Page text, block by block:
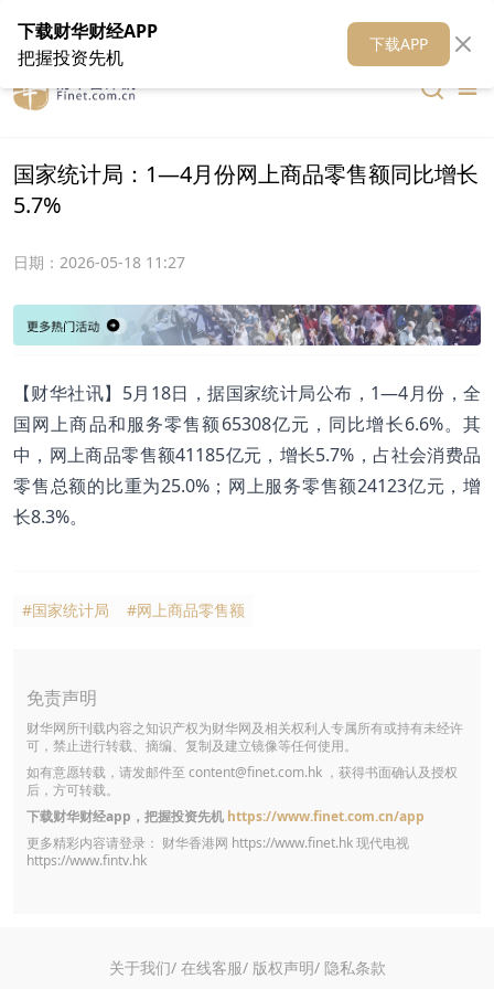
在线客服 关于我们 财华媒体矩阵 财华智库
国家统计局：1—4月份网上商品零售额同比增长
5.7%
日期： 2026-05-18 11:27
【财华社讯】5月18日，据国家统计局公布，1—4月份，全
国网上商品和服务零售额65308亿元，同比增长6.6%。其
中，网上商品零售额41185亿元，增长5.7%，占社会消费品
零售总额的比重为25.0%；网上服务零售额24123亿元，增
长8.3%。
#国家统计局 #网上商品零售额
免责声明
财华网所刊载内容之知识产权为财华网及相关权利人专属所有或持有未经许
可，禁止进行转载、摘编、复制及建立镜像等任何使用。
如有意愿转载，请发邮件至 content@finet.com.hk ，获得书面确认及授权
后，方可转载。
下载财华财经app，把握投资先机 https://www.finet.com.cn/app
更多精彩内容请登录： 财华香港网 https://www.finet.hk现代电视
https://www.fintv.hk
关于我们/ 在线客服/ 版权声明/ 隐私条款
下载财华财经APP
把握投资先机
下载APP